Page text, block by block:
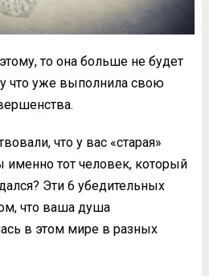
то она больше не будет
что уже выполнила свою
что у вас «старая»
тот человек, который
Эти 6 убедительных
что ваша душа
в этом мире в разных